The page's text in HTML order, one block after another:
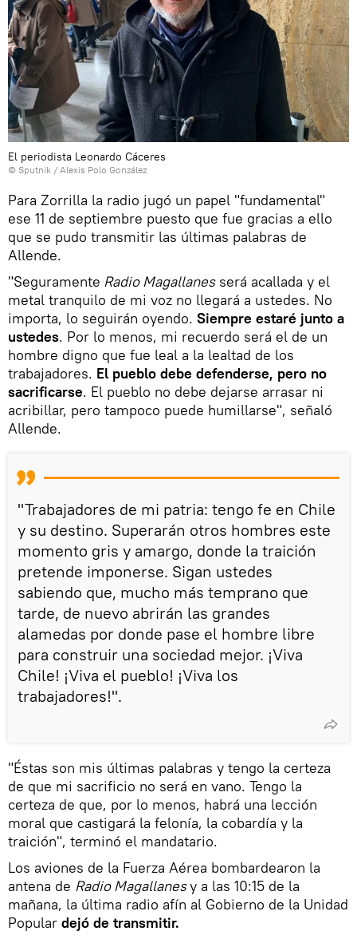
El periodista Leonardo Cáceres
© Sputnik / Alexis Polo González
Para Zorrilla la radio jugó un papel "fundamental"
ese 11 de septiembre puesto que fue gracias a ello
que se pudo transmitir las últimas palabras de
Allende.
"Seguramente Radio Magallanesserá acallada y el
metal tranquilo de mi voz no llegará a ustedes. No
importa, lo seguirán oyendo. Siempre estaré junto a
ustedes. Por lo menos, mi recuerdo será el de un
hombre digno que fue leal a la lealtad de los
trabajadores. El pueblo debe defenderse, pero no
sacrificarse. El pueblo no debe dejarse arrasar ni
acribillar, pero tampoco puede humillarse", señaló
Allende.
"Trabajadores de mi patria: tengo fe en Chile
y su destino. Superarán otros hombres este
momento gris y amargo, donde la traición
pretende imponerse. Sigan ustedes
sabiendo que, mucho más temprano que
tarde, de nuevo abrirán las grandes
alamedas por donde pase el hombre libre
para construir una sociedad mejor. ¡Viva
Chile! ¡Viva el pueblo! ¡Viva los
trabajadores!".
"Éstas son mis últimas palabras y tengo la certeza
de que mi sacrificio no será en vano. Tengo la
certeza de que, por lo menos, habrá una lección
moral que castigará la felonía, la cobardía y la
traición", terminó el mandatario.
Los aviones de la Fuerza Aérea bombardearon la
antena de Radio Magallanesy a las 10:15 de la
mañana, la última radio afín al Gobierno de la Unidad
Popular dejó de transmitir.